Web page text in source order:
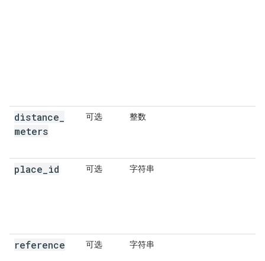
distance
meters
可选 整数
place id 可选 字符串
reference 可选 字符串